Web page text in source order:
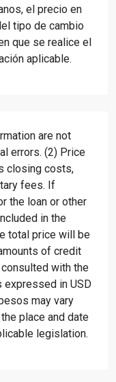
el precio en
tipo de cambio
que se realice el
aplicable.
are not
errors. (2) Price
closing costs,
fees. If
the loan or other
in the
total price will be
of credit
with the
expressed in USD
may vary
place and date
legislation.